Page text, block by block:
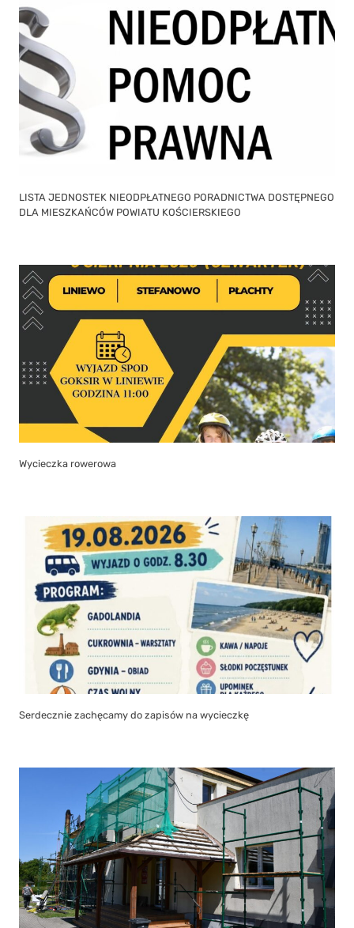
LISTA JEDNOSTEK NIEODPŁATNEGO PORADNICTWA DOSTĘPNEGO
DLA MIESZKAŃCÓW POWIATU KOŚCIERSKIEGO
Wycieczka rowerowa
Serdecznie zachęcamy do zapisów na wycieczkę